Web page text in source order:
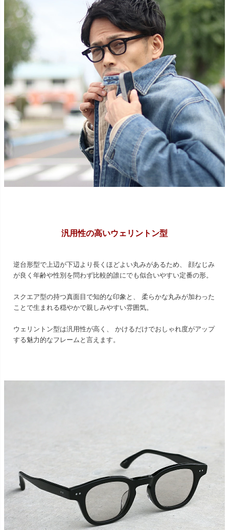
汎用性の高いウェリントン型
逆台形型で上辺が下辺より長くほどよい丸みがあるため、 顔なじみ
が良く年齢や性別を問わず比較的誰にでも似合いやすい定番の形。
スクエア型の持つ真面目で知的な印象と、 柔らかな丸みが加わった
ことで生まれる穏やかで親しみやすい雰囲気。
ウェリントン型は汎用性が高く、 かけるだけでおしゃれ度がアップ
する魅力的なフレームと言えます。